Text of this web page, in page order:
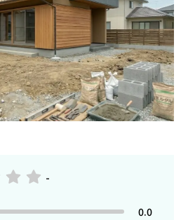
-
0.0